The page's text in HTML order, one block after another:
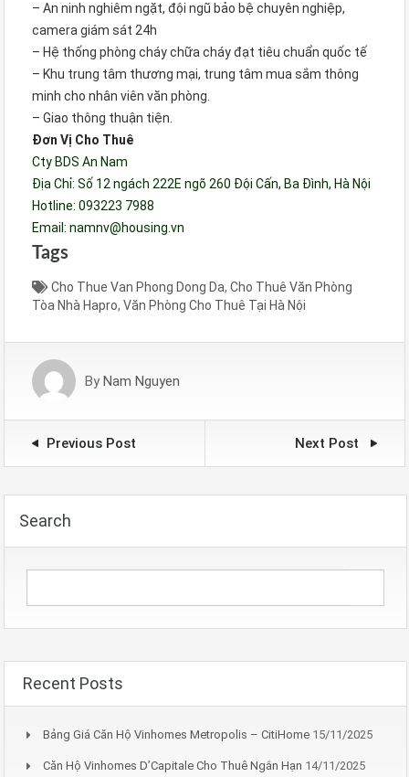
– An ninh nghiêm ngặt, đội ngũ bảo bệ chuyên nghiệp,
camera giám sát 24h
– Hệ thống phòng cháy chữa cháy đạt tiêu chuẩn quốc tế
– Khu trung tâm thương mại, trung tâm mua sắm thông
minh cho nhân viên văn phòng.
– Giao thông thuận tiện.
Đơn Vị Cho Thuê
Cty BDS An Nam
Địa Chỉ: Số 12 ngách 222E ngõ 260 Đội Cấn, Ba Đình, Hà Nội
Hotline: 093223 7988
Email: namnv@housing.vn
Tags
Cho Thue Van Phong Dong Da, Cho Thuê Văn Phòng
Tòa Nhà Hapro, Văn Phòng Cho Thuê Tại Hà Nội
By Nam Nguyen
Previous Post Next Post
Search
Recent Posts
Bảng Giá Căn Hộ Vinhomes Metropolis – CitiHome 15/11/2025
Căn Hộ Vinhomes D’Capitale Cho Thuê Ngắn Hạn 14/11/2025